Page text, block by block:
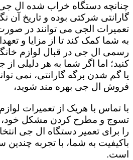
چنانچه دستگاه خراب شده ال
گارانتی شرکتی بوده و تاریخ آن
تعمیرات الجی می توانند در
به شما کمک کند تا از مزایا و
رسمی ال جی در قبال لوازم
کنید؛ اما اگر شما به هر دلیلی از
یا گم شدن برگه گارانتی، نمی
فروش ال جی بهره مند شوید،
با تماس با هریک از تعمیرات
تسوج و مطرح کردن مشکل خود،
را برای تعمیر دستگاه ال جی
باکیفیت به شما، با تجربه
است.